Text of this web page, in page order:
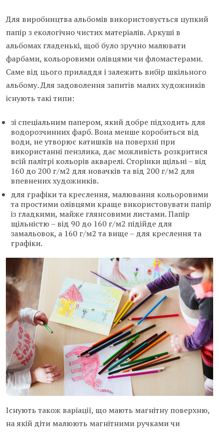
Для виробництва альбомів використовується цупкий
папір з екологічно чистих матеріалів. Аркуші в
альбомах гладенькі, щоб було зручно малювати
фарбами, кольоровими олівцями чи фломастерами.
Саме від цього приладдя і залежить вибір шкільного
альбому. Для задоволення запитів малих художників
існують такі типи:
зі спеціальним папером, який добре підходить для
водорозчинних фарб. Вона менше коробиться від
води, не утворює катишків на поверхні при
використанні пензлика, дає можливість розкритися
всій палітрі кольорів акварелі. Сторінки щільні – від
160 до 200 г/м2 для новачків та від 200 г/м2 для
впевнених художників.
для графіки та креслення, малювання кольоровими
та простими олівцями краще використовувати папір
із гладкими, майже глянсовими листами. Папір
щільністю – від 90 до 160 г/м2 підійде для
замальовок, а 160 г/м2 та вище – для креслення та
графіки.
Існують також варіації, що мають магнітну поверхню,
на якій діти малюють магнітними ручками чи